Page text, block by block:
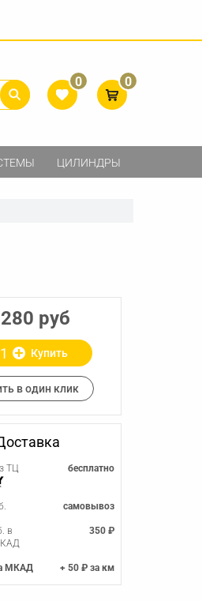
0 0
ЦИЛИНДРЫ
руб
Купить
в один клик
ТЦ бесплатно
самовывоз
в
350 ₽
МКАД + 50 ₽ за км